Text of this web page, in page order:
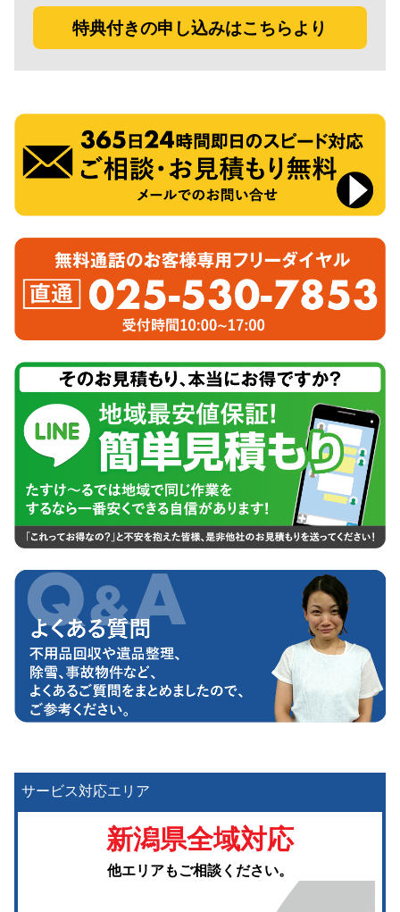
特典付きの申し込みはこちらより
サービス対応エリア
新潟県全域対応
他エリアもご相談ください。